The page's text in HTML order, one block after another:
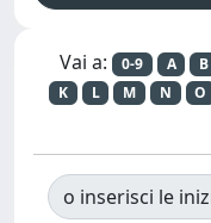
Vai a: 0-9 A B
K
L M N O
o inserisci le